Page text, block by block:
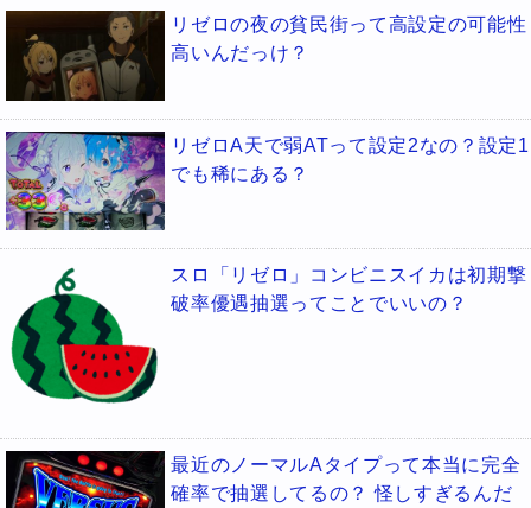
リゼロの夜の貧民街って高設定の可能性
高いんだっけ？
リゼロA天で弱ATって設定2なの？設定1
でも稀にある？
スロ「リゼロ」コンビニスイカは初期撃
破率優遇抽選ってことでいいの？
最近のノーマルAタイプって本当に完全
確率で抽選してるの？ 怪しすぎるんだ